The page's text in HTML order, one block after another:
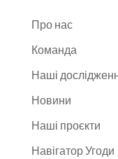
Про нас
Команда
Наші
Новини
Наші проєкти
Навігатор Угоди